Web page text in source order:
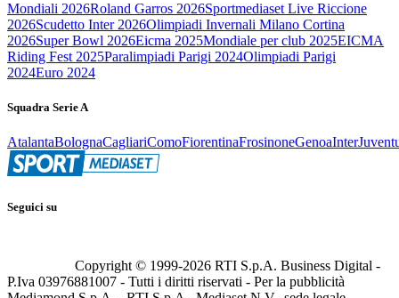
Mondiali 2026Roland Garros 2026Sportmediaset Live Riccione
2026Scudetto Inter 2026Olimpiadi Invernali Milano Cortina
2026Super Bowl 2026Eicma 2025Mondiale per club 2025EICMA
Riding Fest 2025Paralimpiadi Parigi 2024Olimpiadi Parigi
2024Euro 2024
Squadra Serie A
AtalantaBolognaCagliariComoFiorentinaFrosinoneGenoaInter
Seguici su
Copyright © 1999-2026 RTI S.p.A. Business Digital -
P.Iva 03976881007 - Tutti i diritti riservati - Per la pubblicità